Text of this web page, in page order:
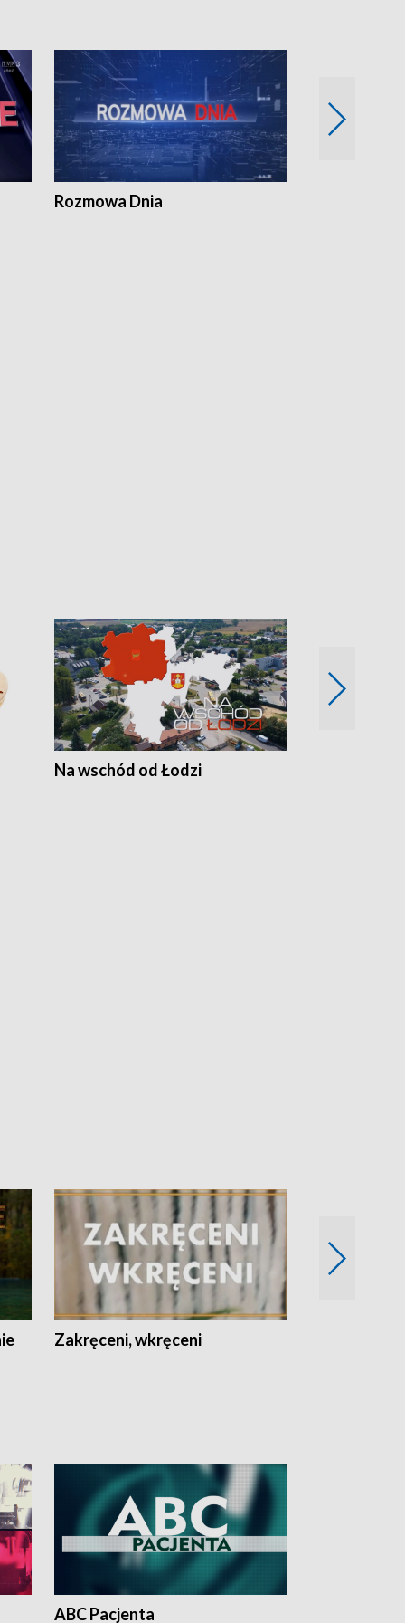
Rozmowa Dnia
Na wschód od Łodzi
Zakręceni, wkręceni
ABC Pacjenta